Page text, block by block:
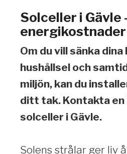
Solceller i Gävle
energikostnader
Om du vill sänka
hushållsel och
miljön, kan du
ditt tak. Kontakta
solceller i Gävle.
Solens strålar ger liv